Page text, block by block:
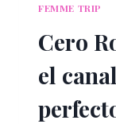
FEMME TRIP
Cero
el